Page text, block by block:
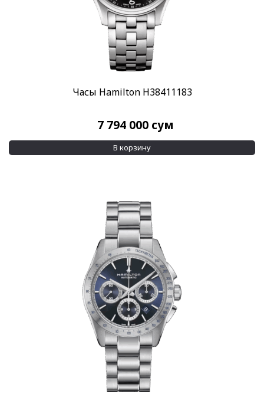
Часы Hamilton H38411183
7 794 000 сум
В корзину